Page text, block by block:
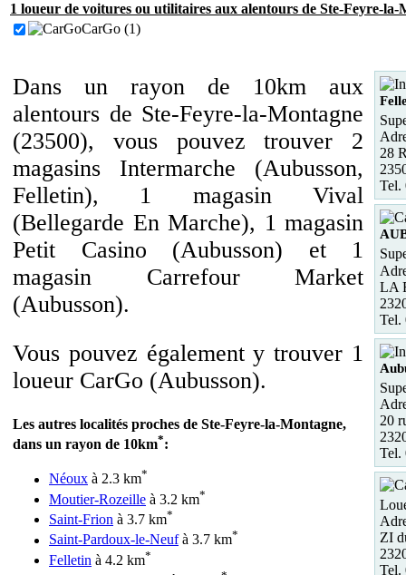
1 loueur de voitures ou utilitaires aux alentours de Ste-Feyre-la-
CarGo (1)
Dans un rayon de 10km aux
alentours de Ste-Feyre-la-Montagne
(23500), vous pouvez trouver 2
magasins Intermarche (Aubusson,
Felletin), 1 magasin Vival
(Bellegarde En Marche), 1 magasin
Petit Casino (Aubusson) et 1
magasin Carrefour Market
(Aubusson).
Vous pouvez également y trouver 1
loueur CarGo (Aubusson).
Les autres localités proches de Ste-Feyre-la-Montagne,
dans un rayon de 10km*:
Néoux à 2.3 km*
Moutier-Rozeille à 3.2 km*
Saint-Frion à 3.7 km*
Saint-Pardoux-le-Neufà 3.7 km*
Felletin à 4.2 km*
28
Tel.
LA
Tel.
20
Tel.
ZI
Tel.